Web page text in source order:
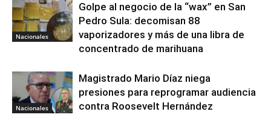
Nacionales
Golpe al negocio de la “wax” en San
Pedro Sula: decomisan 88
vaporizadores y más de una libra de
concentrado de marihuana
Nacionales
Magistrado Mario Díaz niega
presiones para reprogramar audiencia
contra Roosevelt Hernández